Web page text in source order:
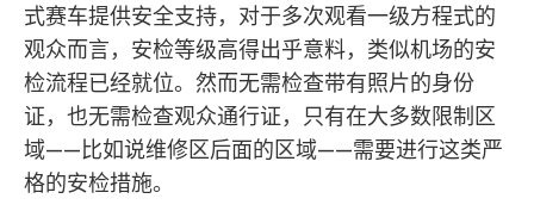
式赛车提供安全支持，对于多次观看一级方程式的
观众而言，安检等级高得出乎意料，类似机场的安
检流程已经就位。然而无需检查带有照片的身份
证，也无需检查观众通行证，只有在大多数限制区
域——比如说维修区后面的区域——需要进行这类严
格的安检措施。